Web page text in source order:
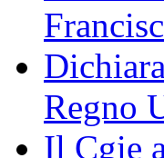
Regno
Il Cgie